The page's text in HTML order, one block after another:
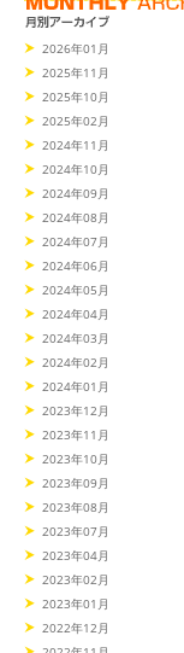
2026年01月
2025年11月
2025年10月
2025年02月
2024年11月
2024年10月
2024年09月
2024年08月
2024年07月
2024年06月
2024年05月
2024年04月
2024年03月
2024年02月
2024年01月
2023年12月
2023年11月
2023年10月
2023年09月
2023年08月
2023年07月
2023年04月
2023年02月
2023年01月
2022年12月